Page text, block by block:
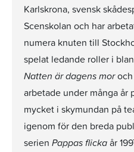
Karlskrona, svensk
Scenskolan och har
numera knuten till
spelat ledande roller i
Natten är dagens moroch
arbetade under många år
mycket i skymundan på
igenom för den breda
serien Pappas flickaår